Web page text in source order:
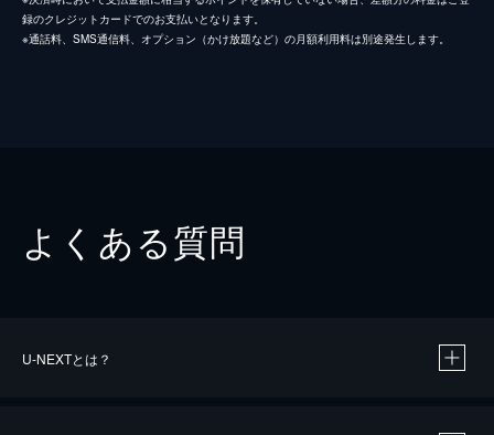
録のクレジットカードでのお支払いとなります。
※通話料、SMS通信料、オプション（かけ放題など）の月額利用料は別途発生します。
よくある質問
U-NEXTとは？